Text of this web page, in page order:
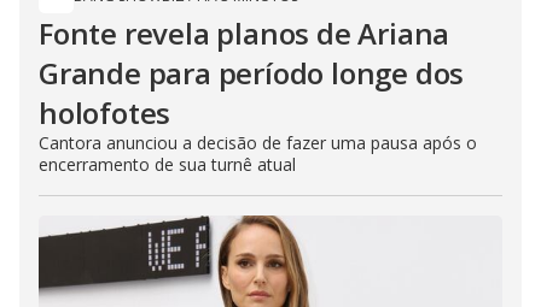
Fonte revela planos de Ariana
Grande para período longe dos
holofotes
Cantora anunciou a decisão de fazer uma pausa após o
encerramento de sua turnê atual